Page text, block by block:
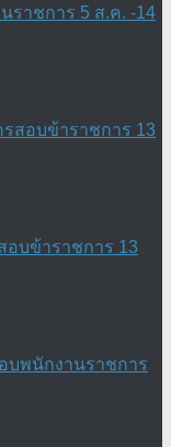
ราชการ 5 ส.ค. -14
อบข้าราชการ 13